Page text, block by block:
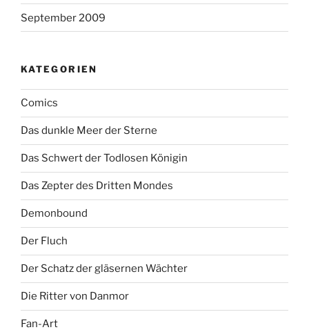
September 2009
KATEGORIEN
Comics
Das dunkle Meer der Sterne
Das Schwert der Todlosen Königin
Das Zepter des Dritten Mondes
Demonbound
Der Fluch
Der Schatz der gläsernen Wächter
Die Ritter von Danmor
Fan-Art